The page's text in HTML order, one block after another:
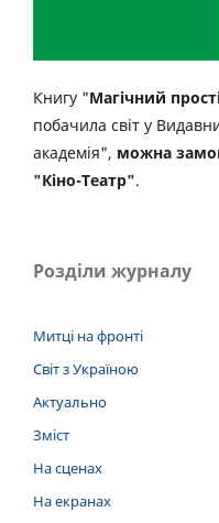
Книгу "Магічний
побачила світ у
академія", можна
"Кіно-Театр".
Розділи журналу
Митці на фронті
Світ з Україною
Актуально
Зміст
На сценах
На екранах